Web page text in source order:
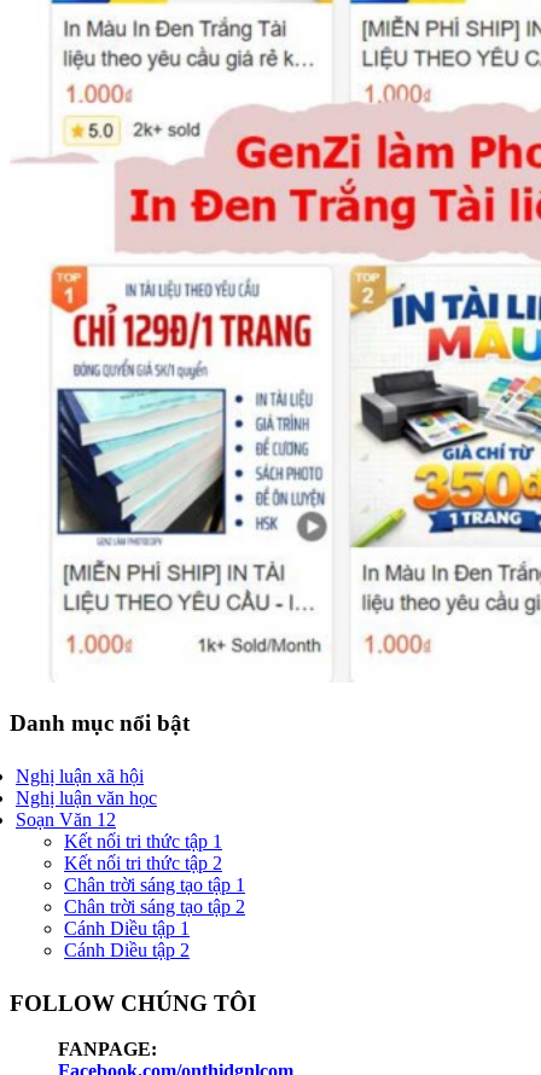
Danh mục nổi bật
Nghị luận xã hội
Nghị luận văn học
Soạn Văn 12
Kết nối tri thức tập 1
Kết nối tri thức tập 2
Chân trời sáng tạo tập 1
Chân trời sáng tạo tập 2
Cánh Diều tập 1
Cánh Diều tập 2
FOLLOW CHÚNG TÔI
FANPAGE: